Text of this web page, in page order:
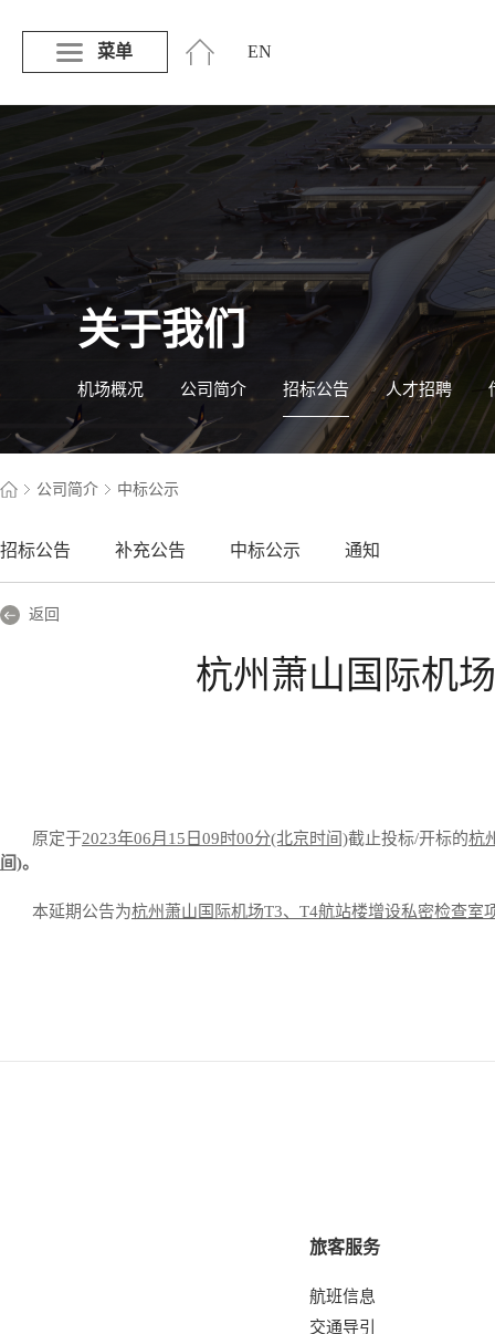
菜单 EN
关于我们
机场概况 公司简介 招标公告 人才招聘
公司简介 中标公示
招标公告 补充公告 中标公示 通知
返回
杭州萧山国际机
原定于2023年06月 15 日09时00分(北京时间)截止投标/开标的杭
间)。
本延期公告为杭州萧山国际机场T3、T4航站楼增设私密检查室
旅客服务
航班信息
交通导引